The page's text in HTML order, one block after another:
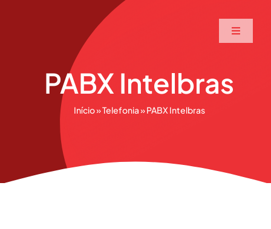
Toggle
PABX Intelbras
Início»Telefonia»PABX Intelbras